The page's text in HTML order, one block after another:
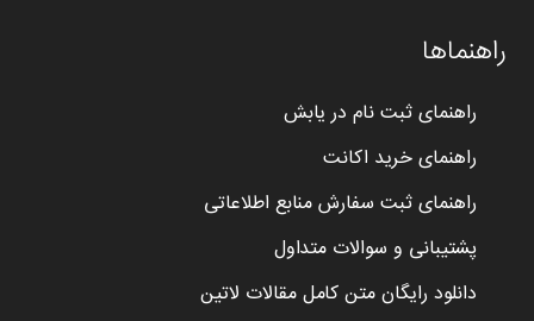
راهنماها
راهنمای ثبت نام در یابش
راهنمای خرید اکانت
راهنمای ثبت سفارش منابع اطلاعاتی
پشتیبانی و سوالات متداول
دانلود رایگان متن کامل مقالات لاتین